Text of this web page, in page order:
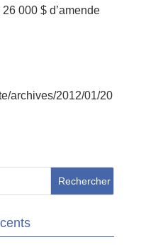
000 $ d’amende
archives/2012/01/20